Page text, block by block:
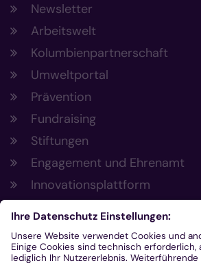
Newsletter
Arbeitswelt
Kolumbienpartnerschaft
Umweltportal
Prävention
Fundraising
Stiftungen
Engagement und Ehrenamt
Innovationsplattform
Aus der Plattform
Nachrichten